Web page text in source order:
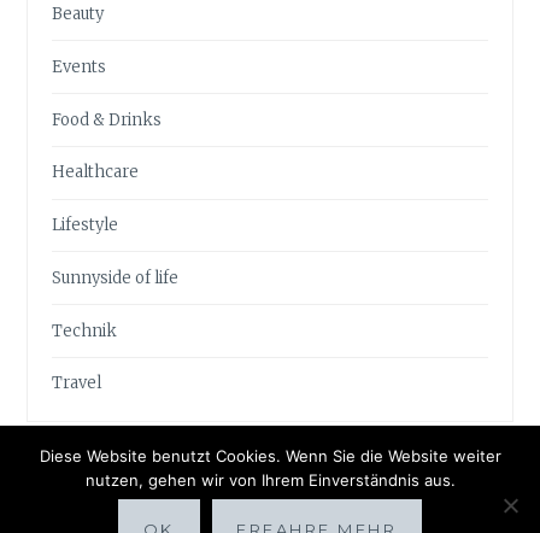
Beauty
Events
Food & Drinks
Healthcare
Lifestyle
Sunnyside of life
Technik
Travel
Diese Website benutzt Cookies. Wenn Sie die Website weiter
nutzen, gehen wir von Ihrem Einverständnis aus.